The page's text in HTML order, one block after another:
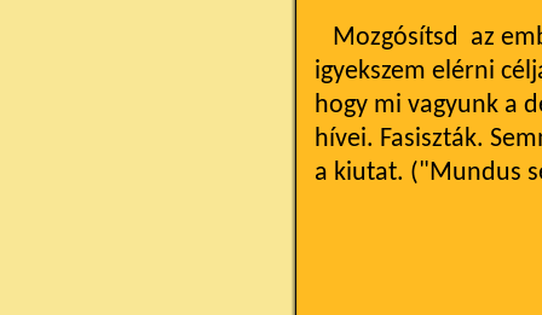
Mozgósítsd az
igyekszem elérni
hogy mi vagyunk a
hívei. Fasiszták.
a kiutat. ("Mundus